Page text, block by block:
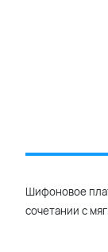
Шифоновое
сочетании с